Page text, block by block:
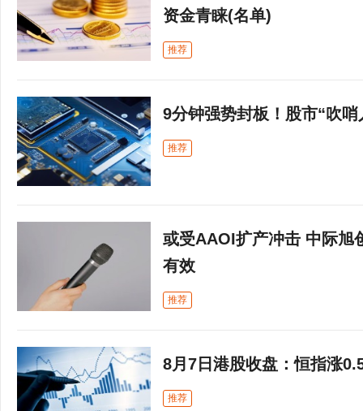
资金青睐(名单)
推荐
9分钟强势封板！股市“吹
推荐
或受AAOI扩产冲击 中际旭
有效
推荐
8月7日港股收盘：恒指涨
推荐